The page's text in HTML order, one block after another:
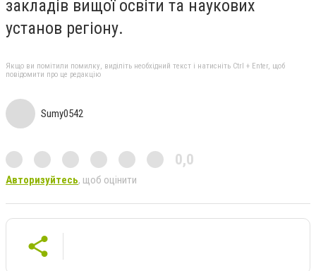
закладів вищої освіти та наукових
установ регіону.
Якщо ви помітили помилку, виділіть необхідний текст і натисніть Ctrl + Enter, щоб
повідомити про це редакцію
Sumy0542
0,0
Авторизуйтесь, щоб оцінити